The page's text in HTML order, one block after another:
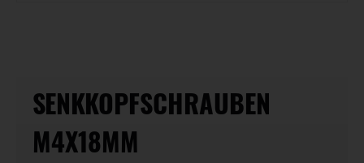
SENKKOPFSCHRAUBEN
M4X18MM